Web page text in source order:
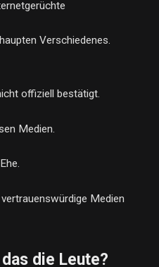
Verschiedenes.
offiziell bestätigt.
Medien.
Medien
die Leute?